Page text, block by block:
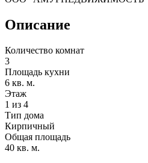
Описание
Количество комнат
3
Площадь кухни
6 кв. м.
Этаж
1 из 4
Тип дома
Кирпичный
Общая площадь
40 кв. м.